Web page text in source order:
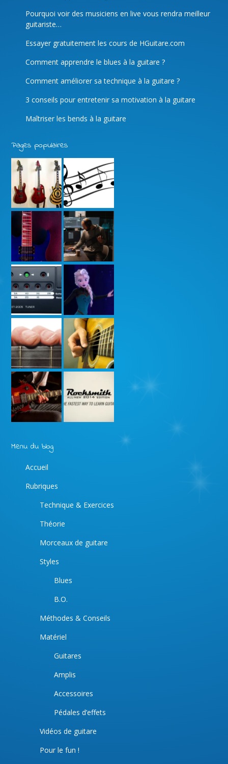
Pourquoi voir des musiciens en live vous rendra meilleur
guitariste…
Essayer gratuitement les cours de HGuitare.com
Comment apprendre le blues à la guitare ?
Comment améliorer sa technique à la guitare ?
3 conseils pour entretenir sa motivation à la guitare
Maîtriser les bends à la guitare
Pages populaires
Menu du blog
Accueil
Rubriques
Technique & Exercices
Théorie
Morceaux de guitare
Styles
Blues
B.O.
Méthodes & Conseils
Matériel
Guitares
Amplis
Accessoires
Pédales d’effets
Vidéos de guitare
Pour le fun !